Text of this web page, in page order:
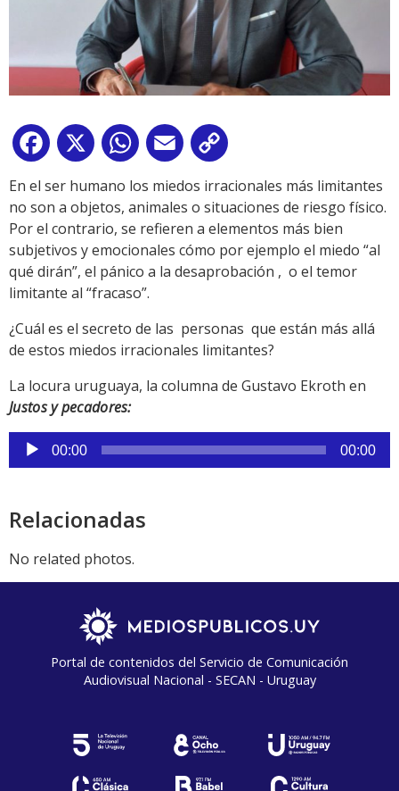
Facebook
X WhatsApp
Email
Link
En el ser humano los miedos irracionales más limitantes
no son a objetos, animales o situaciones de riesgo físico.
Por el contrario, se refieren a elementos más bien
subjetivos y emocionales cómo por ejemplo el miedo “al
qué dirán”, el pánico a la desaprobación , o el temor
limitante al “fracaso”.
¿Cuál es el secreto de las personas que están más allá
de estos miedos irracionales limitantes?
La locura uruguaya, la columna de Gustavo Ekroth en
Justos y pecadores:
Reproductor
de
00:00 00:00
Relacionadas
No related photos.
Portal de contenidos del Servicio de Comunicación
Audiovisual Nacional - SECAN - Uruguay